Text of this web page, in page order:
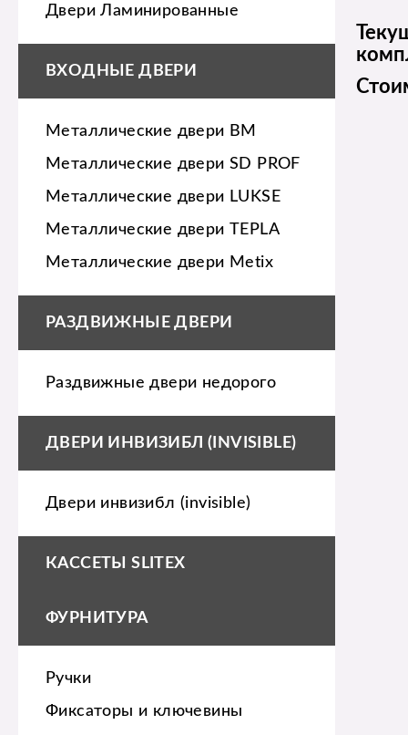
Двери Ламинированные
ВХОДНЫЕ ДВЕРИ
Металлические двери BM
Металлические двери SD PROF
Металлические двери LUKSE
Металлические двери TEPLA
Металлические двери Metix
РАЗДВИЖНЫЕ ДВЕРИ
Раздвижные двери недорого
ДВЕРИ ИНВИЗИБЛ (INVISIBLE)
Двери инвизибл (invisible)
КАССЕТЫ SLITEX
ФУРНИТУРА
Ручки
Фиксаторы и ключевины